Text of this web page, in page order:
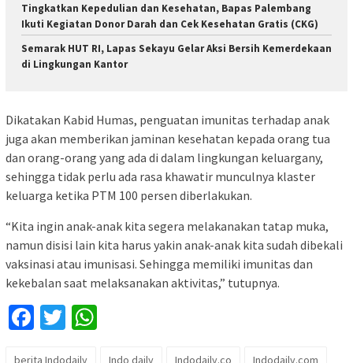
Tingkatkan Kepedulian dan Kesehatan, Bapas Palembang
Ikuti Kegiatan Donor Darah dan Cek Kesehatan Gratis (CKG)
Semarak HUT RI, Lapas Sekayu Gelar Aksi Bersih Kemerdekaan
di Lingkungan Kantor
Dikatakan Kabid Humas, penguatan imunitas terhadap anak
juga akan memberikan jaminan kesehatan kepada orang tua
dan orang-orang yang ada di dalam lingkungan keluargany,
sehingga tidak perlu ada rasa khawatir munculnya klaster
keluarga ketika PTM 100 persen diberlakukan.
“Kita ingin anak-anak kita segera melakanakan tatap muka,
namun disisi lain kita harus yakin anak-anak kita sudah dibekali
vaksinasi atau imunisasi. Sehingga memiliki imunitas dan
kekebalan saat melaksanakan aktivitas,” tutupnya.
Facebook
Twitter
berita Indodaily Indo daily Indodaily.co
Indodaily.com